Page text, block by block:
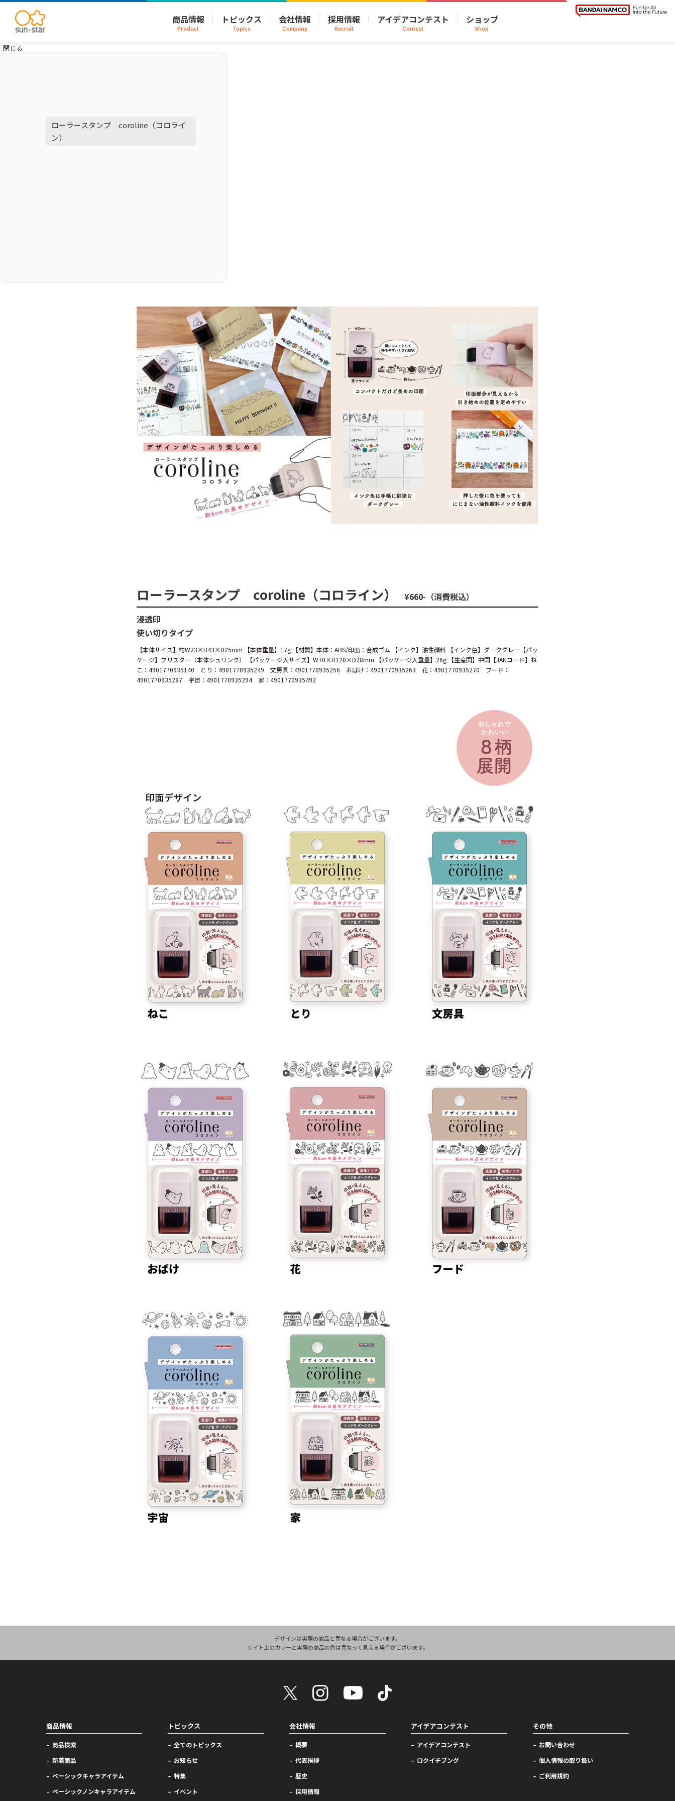
商品情報
Product
トピックス
Topics
会社情報
Company
採用情報
Recruit
アイデアコンテスト
Contest
ショップ
Shop
閉じる
ローラースタンプ coroline（コロライ
ン）
ローラースタンプ coroline（コロライン）
¥660-（消費税込）
浸透印
使い切りタイプ
【本体サイズ】約W23×H43×D25mm 【本体重量】17g 【材質】本体：ABS/印面：合成ゴム 【インク】油性顔料 【インク色】ダークグレー【パッ
ケージ】ブリスター（本体シュリンク） 【パッケージ入サイズ】W70×H120×D28mm 【パッケージ入重量】26g 【生産国】中国【JANコード】ね
こ：4901770935140 とり：4901770935249 文房具：4901770935256 おばけ：4901770935263 花：4901770935270 フード：
4901770935287 宇宙：4901770935294 家：4901770935492
デザインは実際の商品と異なる場合がございます。
サイト上のカラーと実際の商品の色は異なって見える場合がございます。
商品情報
商品検索
新着商品
ベーシックキャラアイテム
ベーシックノンキャラアイテム
トピックス
全てのトピックス
お知らせ
特集
イベント
会社情報
概要
代表挨拶
歴史
採用情報
アイデアコンテスト
アイデアコンテスト
ロクイチブング
その他
お問い合わせ
個人情報の取り扱い
ご利用規約